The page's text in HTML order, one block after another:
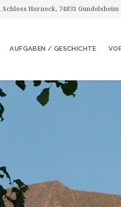
Horneck, 74831 Gundelsheim
AUFGABEN / GESCHICHTE